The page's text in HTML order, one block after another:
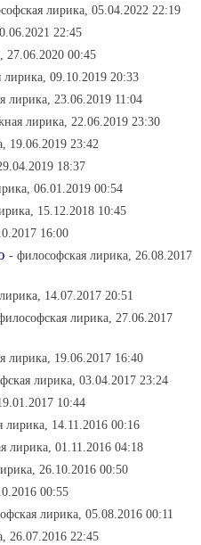
лирика, 05.04.2022 22:19
22:45
27.06.2020 00:45
лирика, 09.10.2019 20:33
лирика, 23.06.2019 11:04
лирика, 22.06.2019 23:30
19.06.2019 23:42
18:37
06.01.2019 00:54
15.12.2018 10:45
16:00
- философская лирика, 26.08.2017
14.07.2017 20:51
лирика, 27.06.2017
лирика, 19.06.2017 16:40
лирика, 03.04.2017 23:24
10:44
лирика, 14.11.2016 00:16
лирика, 01.11.2016 04:18
26.10.2016 00:50
00:55
лирика, 05.08.2016 00:11
26.07.2016 22:45